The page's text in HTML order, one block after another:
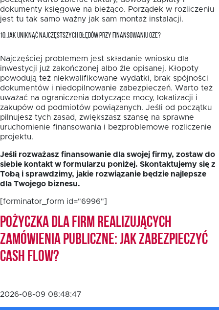
dokumenty księgowe na bieżąco. Porządek w rozliczeniu
jest tu tak samo ważny jak sam montaż instalacji.
10. JAK UNIKNĄĆ NAJCZĘSTSZYCH BŁĘDÓW PRZY FINANSOWANIU OZE?
Najczęściej problemem jest składanie wniosku dla
inwestycji już zakończonej albo źle opisanej. Kłopoty
powodują też niekwalifikowane wydatki, brak spójności
dokumentów i niedopilnowanie zabezpieczeń. Warto też
uważać na ograniczenia dotyczące mocy, lokalizacji i
zakupów od podmiotów powiązanych. Jeśli od początku
pilnujesz tych zasad, zwiększasz szansę na sprawne
uruchomienie finansowania i bezproblemowe rozliczenie
projektu.
Jeśli rozważasz finansowanie dla swojej firmy, zostaw do
siebie kontakt w formularzu poniżej. Skontaktujemy się z
Tobą i sprawdzimy, jakie rozwiązanie będzie najlepsze
dla Twojego biznesu.
[forminator_form id="6996"]
Pożyczka dla firm realizujących
zamówienia publiczne: jak zabezpieczyć
cash flow?
2026-08-09 08:48:47